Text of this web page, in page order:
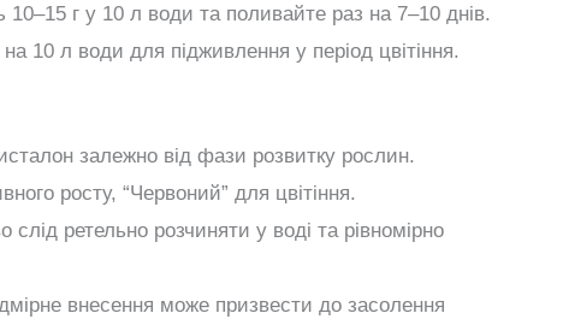
10–15 г у 10 л води та поливайте раз на 7–10 днів.
10 л води для підживлення у період цвітіння.
залежно від фази розвитку рослин.
росту, “Червоний” для цвітіння.
слід ретельно розчиняти у воді та рівномірно
внесення може призвести до засолення